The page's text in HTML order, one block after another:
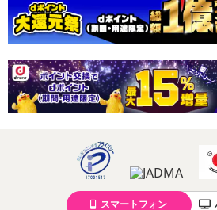
スマートフォン